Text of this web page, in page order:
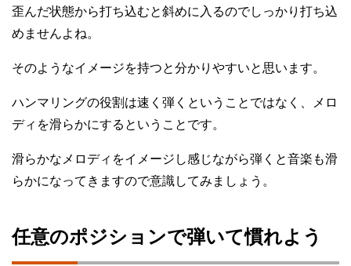
歪んだ状態から打ち込むと斜めに入るのでしっかり打ち込
めませんよね。
そのようなイメージを持つと分かりやすいと思います。
ハンマリングの役割は速く弾くということではなく、メロ
ディを滑らかにするということです。
滑らかなメロディをイメージし感じながら弾くと音楽も滑
らかになってきますので意識してみましょう。
任意のポジションで弾いて慣れよう